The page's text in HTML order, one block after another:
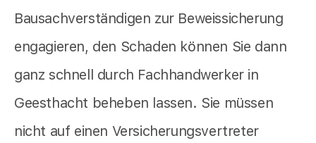
Bausachverständigen zur Beweissicherung
engagieren, den Schaden können Sie dann
ganz schnell durch Fachhandwerker in
Geesthacht beheben lassen. Sie müssen
nicht auf einen Versicherungsvertreter